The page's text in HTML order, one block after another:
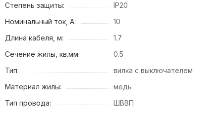
Степень защиты:
IP20
Номинальный ток, А:
10
Длина кабеля, м:
1.7
Сечение жилы, кв.мм:
0.5
Тип:
вилка с выключателем
Материал жилы:
медь
Тип провода:
ШВВП